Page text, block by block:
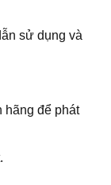
sử dụng và
hãng để phát